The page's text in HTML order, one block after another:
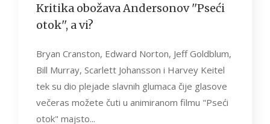
Kritika obožava Andersonov ''Pseći
otok'', a vi?
Bryan Cranston, Edward Norton, Jeff Goldblum,
Bill Murray, Scarlett Johansson i Harvey Keitel
tek su dio plejade slavnih glumaca čije glasove
večeras možete čuti u animiranom filmu "Pseći
otok" majsto...